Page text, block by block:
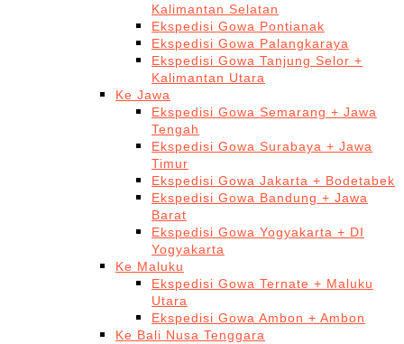
Kalimantan Selatan
Ekspedisi Gowa Pontianak
Ekspedisi Gowa Palangkaraya
Ekspedisi Gowa Tanjung Selor +
Kalimantan Utara
Ke Jawa
Ekspedisi Gowa Semarang + Jawa
Tengah
Ekspedisi Gowa Surabaya + Jawa
Timur
Ekspedisi Gowa Jakarta + Bodetabek
Ekspedisi Gowa Bandung + Jawa
Barat
Ekspedisi Gowa Yogyakarta + DI
Yogyakarta
Ke Maluku
Ekspedisi Gowa Ternate + Maluku
Utara
Ekspedisi Gowa Ambon + Ambon
Ke Bali Nusa Tenggara